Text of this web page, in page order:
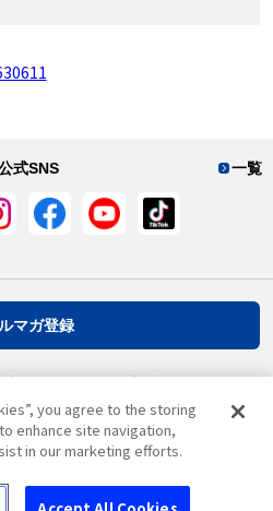
一覧
式SNS
マガ登録
you agree to the storing
enhance site navigation,
in our marketing efforts.